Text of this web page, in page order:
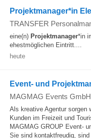
Projektmanager*in
TRANSFER
eine(n) Projektmanager*in
ehestmöglichen Eintritt....
heute
Event- und
MAGMAG Events GmbH
Als kreative Agentur sorgen
Kunden im Freizeit und
MAGMAG GROUP Event-
Sie sind kontaktfreudig,